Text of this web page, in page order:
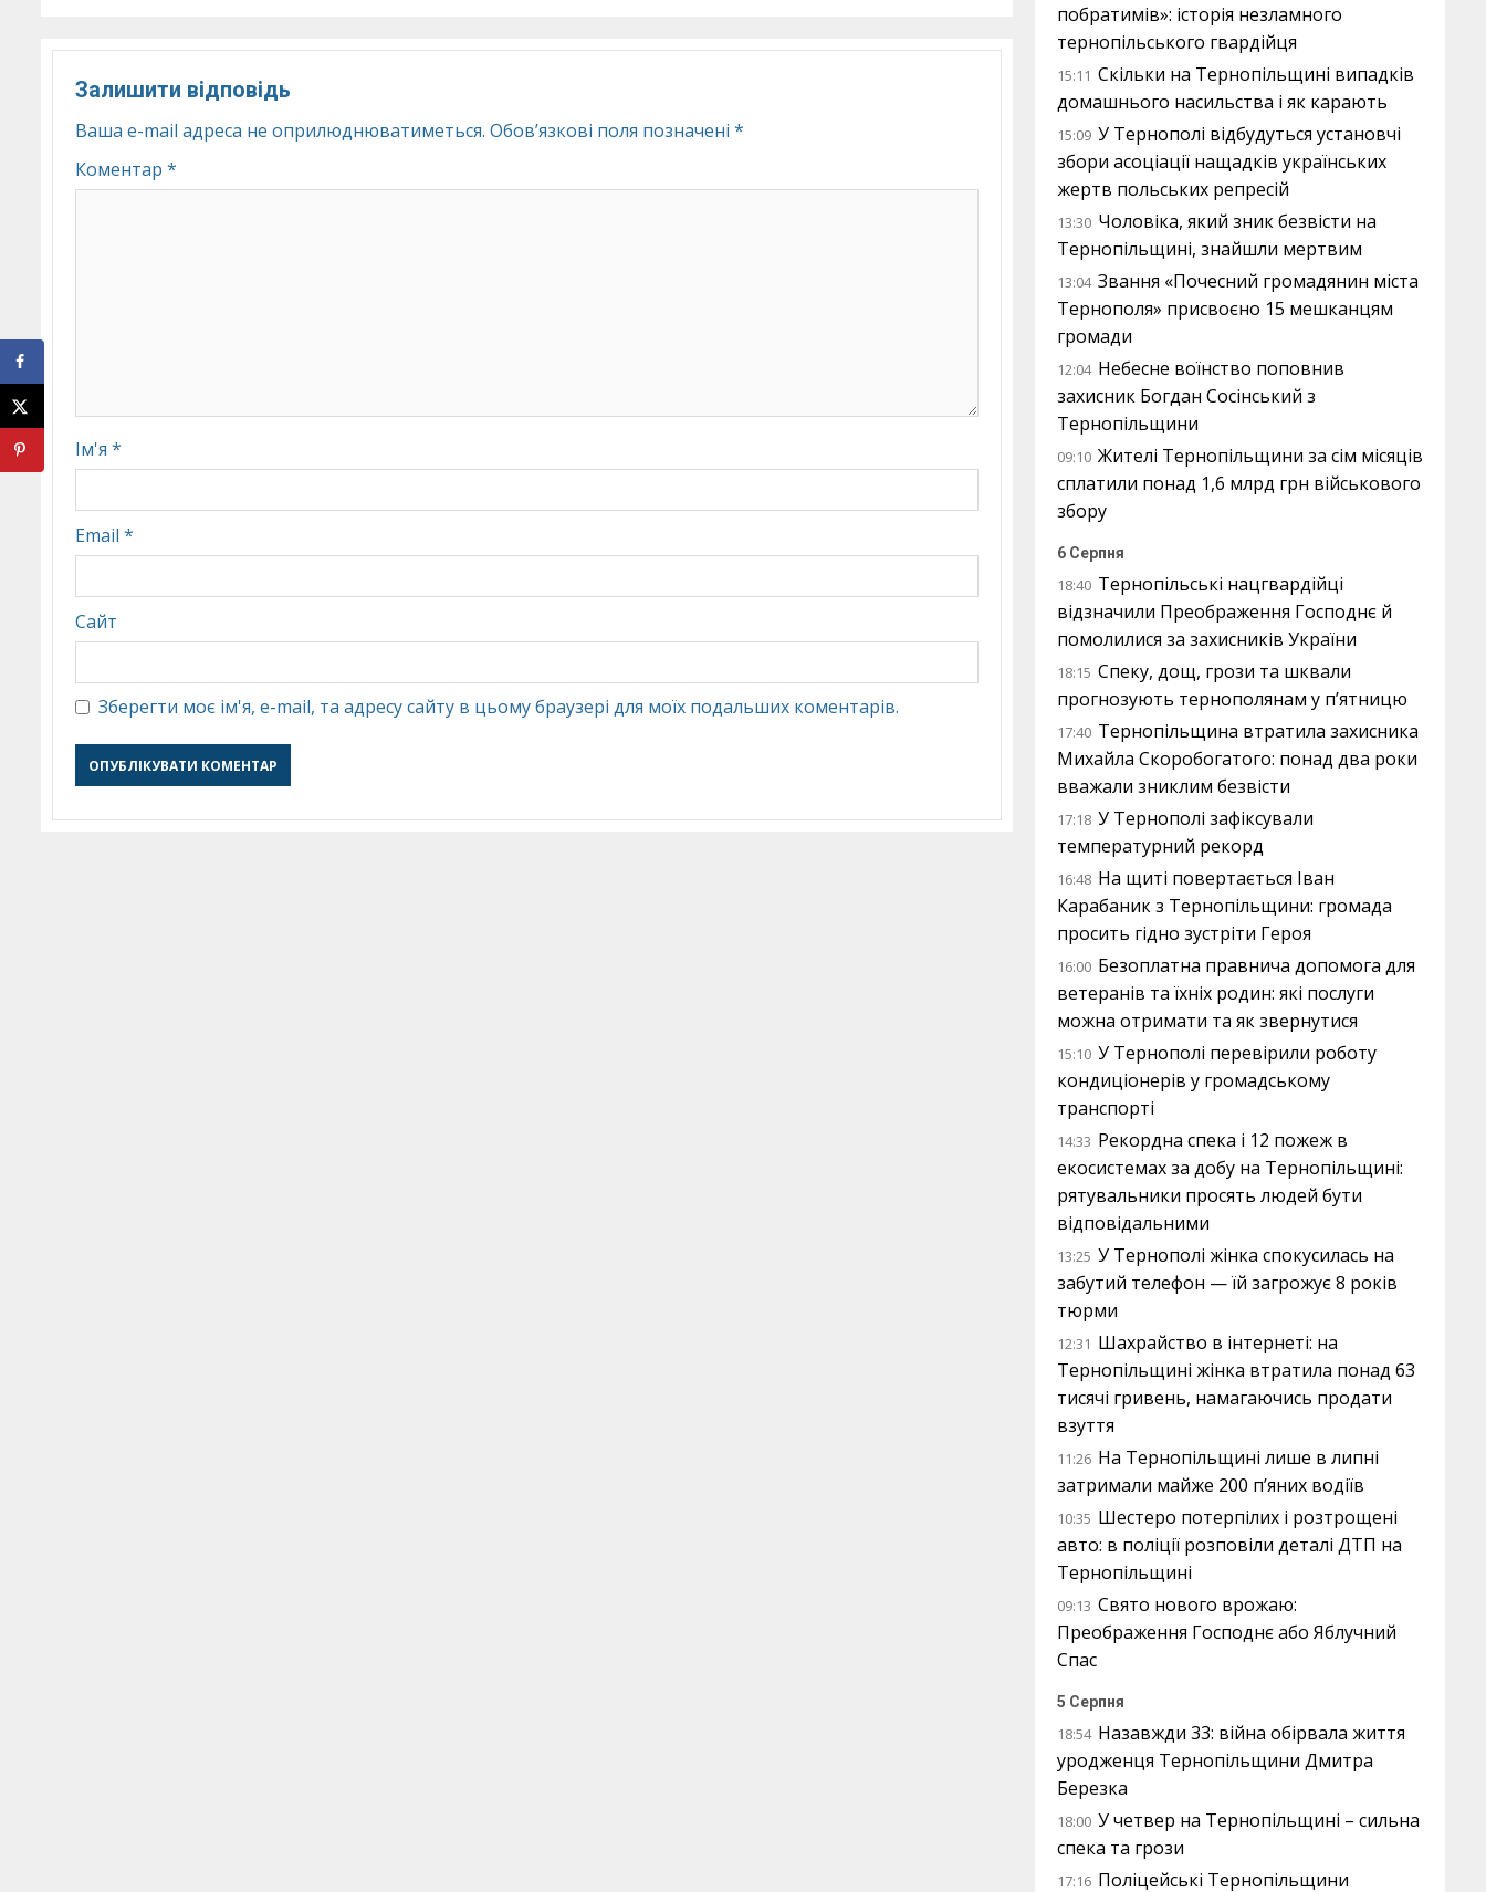
Залишити відповідь
Ваша e-mail адреса не оприлюднюватиметься. Обов’язкові поля позначені *
Коментар *
Ім'я *
Email *
Сайт
Зберегти моє ім'я, e-mail, та адресу сайту в цьому браузері для моїх подальших коментарів.
побратимів»: історія незламного
тернопільського гвардійця
15:11 Скільки на Тернопільщині випадків
домашнього насильства і як карають
15:09 У Тернополі відбудуться установчі
збори асоціації нащадків українських
жертв польських репресій
13:30 Чоловіка, який зник безвісти на
Тернопільщині, знайшли мертвим
13:04 Звання «Почесний громадянин міста
Тернополя» присвоєно 15 мешканцям
громади
12:04 Небесне воїнство поповнив
захисник Богдан Сосінський з
Тернопільщини
09:10 Жителі Тернопільщини за сім місяців
сплатили понад 1,6 млрд грн військового
збору
6 Серпня
18:40 Тернопільські нацгвардійці
відзначили Преображення Господнє й
помолилися за захисників України
18:15 Спеку, дощ, грози та шквали
прогнозують тернополянам у п’ятницю
17:40 Тернопільщина втратила захисника
Михайла Скоробогатого: понад два роки
вважали зниклим безвісти
17:18 У Тернополі зафіксували
температурний рекорд
16:48 На щиті повертається Іван
Карабаник з Тернопільщини: громада
просить гідно зустріти Героя
16:00 Безоплатна правнича допомога для
ветеранів та їхніх родин: які послуги
можна отримати та як звернутися
15:10 У Тернополі перевірили роботу
кондиціонерів у громадському
транспорті
14:33 Рекордна спека і 12 пожеж в
екосистемах за добу на Тернопільщині:
рятувальники просять людей бути
відповідальними
13:25 У Тернополі жінка спокусилась на
забутий телефон — їй загрожує 8 років
тюрми
12:31 Шахрайство в інтернеті: на
Тернопільщині жінка втратила понад 63
тисячі гривень, намагаючись продати
взуття
11:26 На Тернопільщині лише в липні
затримали майже 200 п’яних водіїв
10:35 Шестеро потерпілих і розтрощені
авто: в поліції розповіли деталі ДТП на
Тернопільщині
09:13 Свято нового врожаю:
Преображення Господнє або Яблучний
Спас
5 Серпня
18:54 Назавжди 33: війна обірвала життя
уродженця Тернопільщини Дмитра
Березка
18:00 У четвер на Тернопільщині – сильна
спека та грози
17:16 Поліцейські Тернопільщини